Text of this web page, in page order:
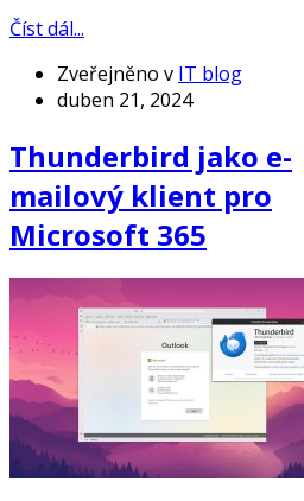
Číst dál...
Zveřejněno v IT blog
duben 21, 2024
Thunderbird jako e-
mailový klient pro
Microsoft 365